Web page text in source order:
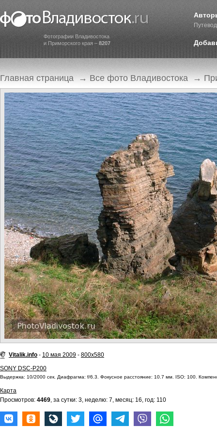
Фотографии Владивостока
и Приморского края – 8207
Главная страница → Все фото Владивостока →
Vitalik.info - 10 мая 2009 - 800x580
SONY DSC-P200
Выдержка: 10/2000 сек. Диафрагма: f/6.3. Фокусное расстояние: 10.7 мм. ISO: 100.
Карта
Просмотров: 4469, за сутки: 3, неделю: 7, месяц: 16, год: 110